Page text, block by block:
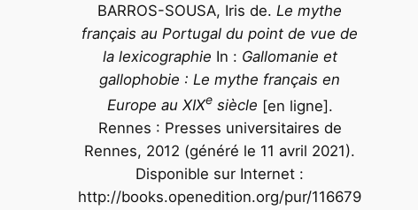
BARROS-SOUSA, Iris de. Le mythe
français au Portugal du point de vue de
la lexicographie In : Gallomanie et
gallophobie : Le mythe français en
Europe au XIXesiècle [en ligne].
Rennes : Presses universitaires de
Rennes, 2012 (généré le 11 avril 2021).
Disponible sur Internet :
http://books.openedition.org/pur/116679